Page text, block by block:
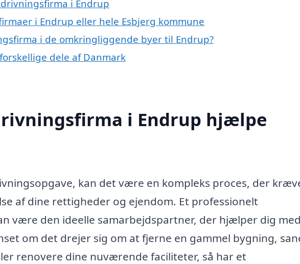
i Endrup
i Endrup eller hele Esbjerg kommune
i de omkringliggende byer til Endrup?
dele af Danmark
i Endrup hjælpe
kan det være en kompleks proces, der
af dine rettigheder og ejendom. Et professionelt
være den ideelle samarbejdspartner, der hjælper dig
om det drejer sig om at fjerne en gammel bygning,
renovere dine nuværende faciliteter, så har et